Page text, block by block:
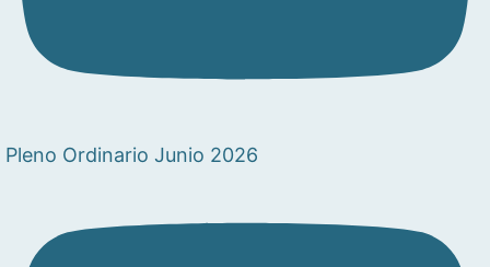
Pleno Ordinario Junio 2026